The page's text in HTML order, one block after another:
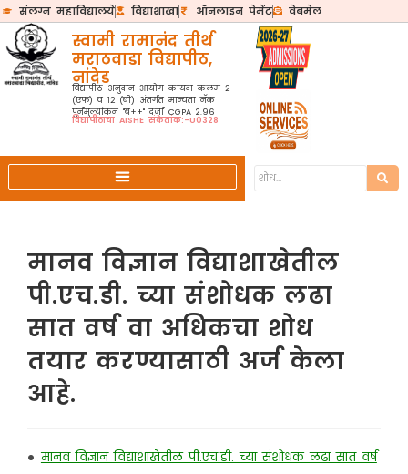
संलग्न महाविद्यालये विद्याशाखा ऑनलाइन पेमेंट वेबमेल
स्वामी रामानंद तीर्थ
मराठवाडा विद्यापीठ,
नांदेड
विद्यापीठ अनुदान आयोग कायदा कलम २
(एफ) व १२ (बी) अंतर्गत मान्यता नॅक
पुर्नमुल्यांकन "ब++" दर्जा CGPA 2.96
विद्यापीठाचा AISHE संकेतांक:-U0328
मानव विज्ञान विद्याशाखेतील
पी.एच.डी. च्या संशोधक लढा
सात वर्ष वा अधिकचा शोध
तयार करण्यासाठी अर्ज केला
आहे.
• मानव विज्ञान विद्याशाखेतील पी.एच.डी. च्या संशोधक लढा सात वर्ष